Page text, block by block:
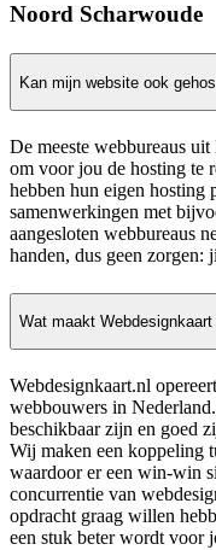
Noord Scharwoude
Kan mijn website ook
De meeste webbureaus
om voor jou de hosting te
hebben hun eigen hosting
samenwerkingen met
aangesloten webbureaus
handen, dus geen zorgen:
Wat maakt
Webdesignkaart.nl
webbouwers in
beschikbaar zijn en goed
Wij maken een koppeling
waardoor er een win-win
concurrentie van
opdracht graag willen
een stuk beter wordt voor